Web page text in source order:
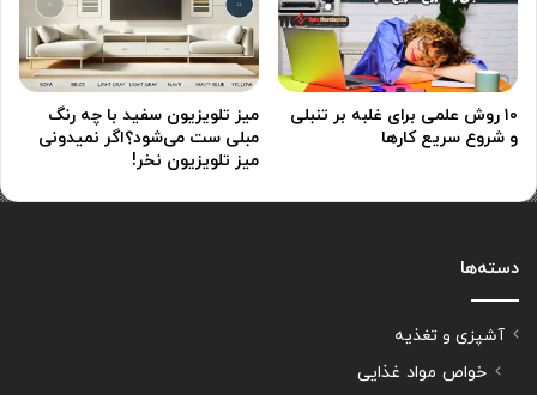
۱۰ روش علمی برای غلبه بر تنبلی
و شروع سریع کارها
میز تلویزیون سفید با چه رنگ
مبلی ست می‌شود؟اگر نمیدونی
میز تلویزیون نخر!
دسته‌ها
آشپزی و تغذیه
خواص مواد غذایی